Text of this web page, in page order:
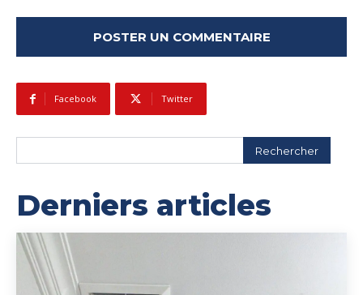
Facebook Twitter
Rechercher
Derniers articles